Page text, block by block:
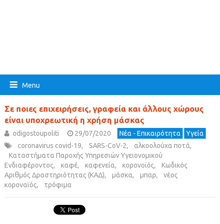
Menu
Σε ποιες επιχειρήσεις, γραφεία και άλλους χώρους
είναι υποχρεωτική η χρήση μάσκας
odigostoupoliti 29/07/2020 Νέα - Επικαιρότητα
Υγεία
coronavirus covid-19, SARS-CoV-2, αλκοολούχα ποτά,
Καταστήματα Παροχής Υπηρεσιών Υγειονομικού
Ενδιαφέροντος, καφέ, καφενεία, κορονοϊός,
Κωδικός
Αριθμός Δραστηριότητας (ΚΑΔ), μάσκα, μπαρ,
νέος
κοροναϊός, τρόφιμα